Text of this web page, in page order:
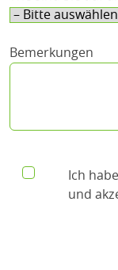
Bemerkungen
Ich
und